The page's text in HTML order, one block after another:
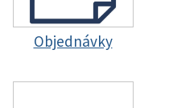
Objednávky